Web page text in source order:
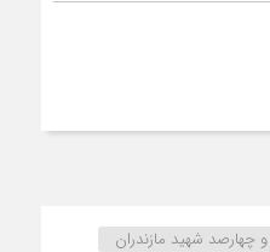
چهارصد شهید مازندران